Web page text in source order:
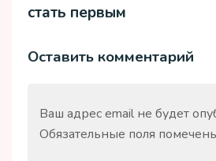
стать первым
Оставить комментарий
Ваш адрес email не будет
Обязательные поля